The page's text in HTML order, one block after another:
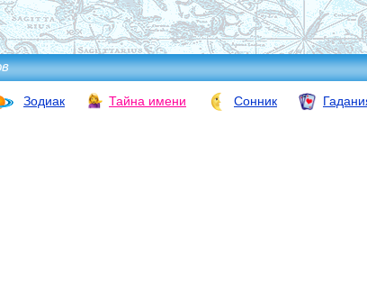
Зодиак Тайна имени Сонник